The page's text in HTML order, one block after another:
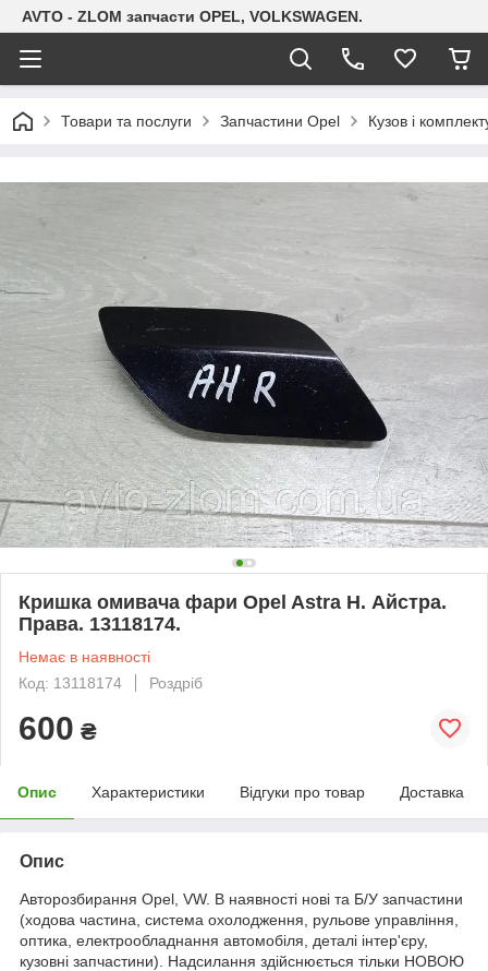
AVTO - ZLOM запчасти OPEL, VOLKSWAGEN.
Товари та послуги Запчастини Opel Кузов і
Кришка омивача фари Opel Astra H. Айстра.
Права. 13118174.
Немає в наявності
Код: 13118174
Роздріб
600 ₴
Опис Характеристики Відгуки про товар Доставка
Опис
Авторозбирання Opel, VW. В наявності нові та Б/У запчастини
(ходова частина, система охолодження, рульове управління,
оптика, електрообладнання автомобіля, деталі інтер'єру,
кузовні запчастини). Надсилання здійснюється тільки НОВОЮ